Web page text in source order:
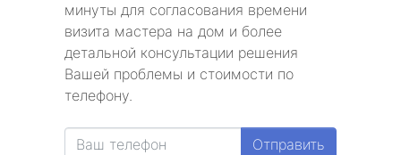
минуты для согласования времени
визита мастера на дом и более
детальной консультации решения
Вашей проблемы и стоимости по
телефону.
Отправить